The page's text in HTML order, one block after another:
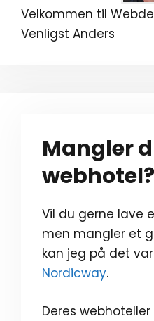
Velkommen til
Venligst Anders
Mangler
webhotel?
Vil du gerne lave
men mangler et
kan jeg på det
Nordicway.
Deres